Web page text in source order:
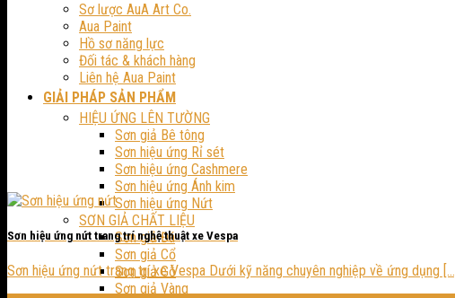
Sơ lược AuA Art Co.
Aua Paint
Hồ sơ năng lực
Đối tác & khách hàng
Liên hệ Aua Paint
GIẢI PHÁP SẢN PHẨM
HIỆU ỨNG LÊN TƯỜNG
Sơn giả Bê tông
Sơn hiệu ứng Rỉ sét
Sơn hiệu ứng Cashmere
Sơn hiệu ứng Ánh kim
Sơn hiệu ứng Nứt
SƠN GIẢ CHẤT LIỆU
Sơn giả Đá
Sơn giả Cổ
Sơn giả Gỗ
Sơn giả Vàng
Sơn hiệu ứng nứt trang trí nghệ thuật xe Vespa
Sơn hiệu ứng nứt trang trí xe Vespa Dưới kỹ năng chuyên nghiệp về ứng dụng [...]